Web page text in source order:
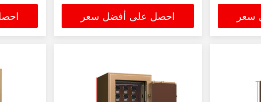
سعر احصل على أفضل سعر